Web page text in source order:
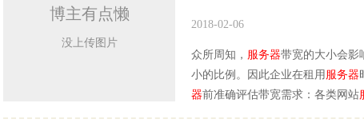
博主有点懒
没上传图片
2018-02-06
众所周知， 服务器带宽的大小会影
小的比例。因此企业在租用 服务器
器前准确评估带宽需求：各类网站